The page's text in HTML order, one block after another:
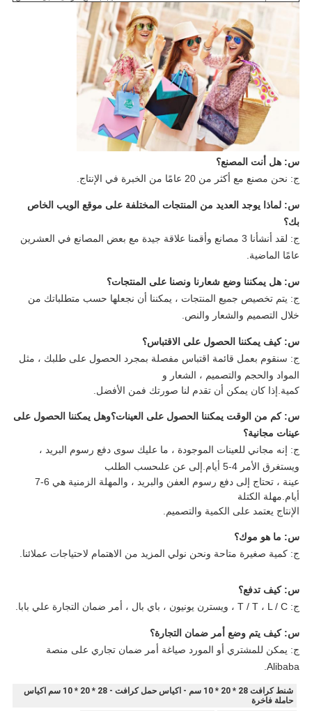
س: هل أنت المصنع؟
ج: نحن مصنع مع أكثر من 20 عامًا من الخبرة في الإنتاج.
س: لماذا يوجد العديد من المنتجات المختلفة على موقع الويب الخاص
بك؟
ج: لقد أنشأنا 3 مصانع وأقمنا علاقة جيدة مع بعض المصانع في العشرين
عامًا الماضية.
س: هل يمكننا وضع شعارنا ونصنا على المنتجات؟
ج: يتم تخصيص جميع المنتجات ، يمكننا أن نجعلها حسب متطلباتك من
خلال التصميم والشعار والنص.
س: كيف يمكننا الحصول على الاقتباس؟
ج: سنقوم بعمل قائمة اقتباس مفصلة بمجرد الحصول على طلبك ، مثل
المواد والحجم والتصميم ، الشعار و
كمية.إذا كان يمكن أن تقدم لنا صورتك فمن الأفضل.
س: كم من الوقت يمكننا الحصول على العينات؟وهل يمكننا الحصول على
عينات مجانية؟
ج: إنه مجاني للعينات الموجودة ، ما عليك سوى دفع رسوم البريد ،
ويستغرق الأمر 4-5 أيام.إلى عن على
حسب الطلب
عينة ، تحتاج إلى دفع رسوم العفن والبريد ، والمهلة الزمنية هي 6-7
أيام.مهلة الكتلة
الإنتاج يعتمد على الكمية والتصميم.
س: ما هو موك؟
ج: كمية صغيرة متاحة ونحن نولي المزيد من الاهتمام لاحتياجات عملائنا.
س: كيف تدفع؟
ج: T / T ، L / C ، ويسترن يونيون ، باي بال ، أمر ضمان التجارة علي بابا.
س: كيف يتم وضع أمر ضمان التجارة؟
ج: يمكن للمشتري أو المورد صياغة أمر ضمان تجاري على منصة
Alibaba.
شنط كرافت 28 * 20 * 10 سم - اكياس حمل كرافت - 28 * 20 * 10 سم اكياس
حاملة فاخرة